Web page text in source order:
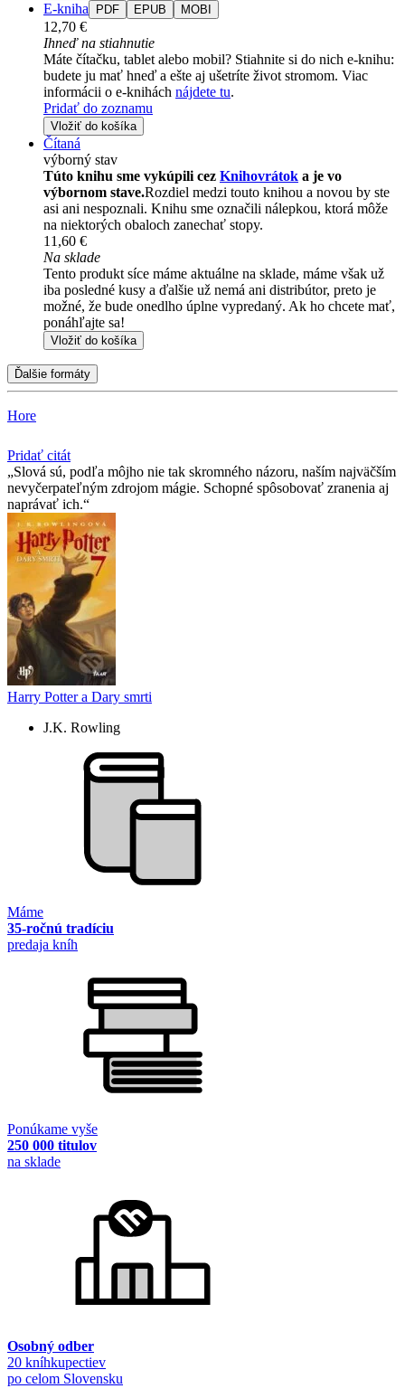
E-kniha PDF EPUB MOBI
12,70 €
Ihneď na stiahnutie
Máte čítačku, tablet alebo mobil? Stiahnite si do nich e-knihu:
budete ju mať hneď a ešte aj ušetríte život stromom. Viac
informácii o e-knihách nájdete tu.
Pridať do zoznamu
Vložiť do košíka
Čítaná
výborný stav
Túto knihu sme vykúpili cez Knihovrátok a je vo
výbornom stave.Rozdiel medzi touto knihou a novou by ste
asi ani nespoznali. Knihu sme označili nálepkou, ktorá môže
na niektorých obaloch zanechať stopy.
11,60 €
Na sklade
Tento produkt síce máme aktuálne na sklade, máme však už
iba posledné kusy a ďalšie už nemá ani distribútor, preto je
možné, že bude onedlho úplne vypredaný. Ak ho chcete mať,
ponáhľajte sa!
Vložiť do košíka
Ďalšie formáty
Hore
Pridať citát
Slová sú, podľa môjho nie tak skromného názoru, naším najväčším
nevyčerpateľným zdrojom mágie. Schopné spôsobovať zranenia aj
naprávať ich.
Harry Potter a Dary smrti
J.K. Rowling
Máme
35-ročnú tradíciu
predaja kníh
Ponúkame vyše
250 000 titulov
na sklade
Osobný odber
20 kníhkupectiev
po celom Slovensku